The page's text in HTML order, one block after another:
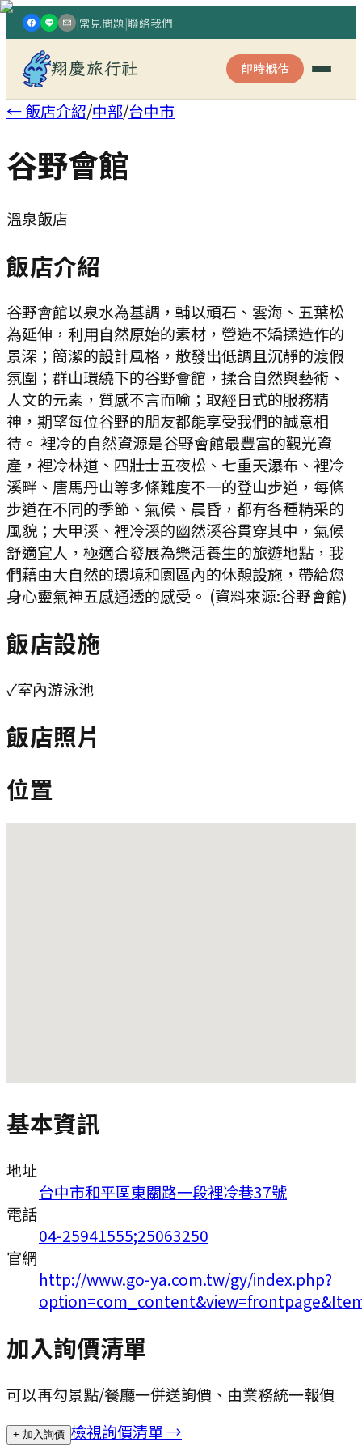
|常見問題|聯絡我們
翔慶旅行社 即時概估
← 飯店介紹/中部/台中市
谷野會館
溫泉飯店
飯店介紹
谷野會館以泉水為基調，輔以頑石、雲海、五葉松
為延伸，利用自然原始的素材，營造不矯揉造作的
景深；簡潔的設計風格，散發出低調且沉靜的渡假
氛圍；群山環繞下的谷野會館，揉合自然與藝術、
人文的元素，質感不言而喻；取經日式的服務精
神，期望每位谷野的朋友都能享受我們的誠意相
待。 裡冷的自然資源是谷野會館最豐富的觀光資
產，裡冷林道、四壯士五夜松、七重天瀑布、裡冷
溪畔、唐馬丹山等多條難度不一的登山步道，每條
步道在不同的季節、氣候、晨昏，都有各種精采的
風貌；大甲溪、裡冷溪的幽然溪谷貫穿其中，氣候
舒適宜人，極適合發展為樂活養生的旅遊地點，我
們藉由大自然的環境和園區內的休憩設施，帶給您
身心靈氣神五感通透的感受。 (資料來源:谷野會館)
飯店設施
✓室內游泳池
飯店照片
位置
基本資訊
地址
台中市和平區東關路一段裡冷巷37號
電話
04-25941555;25063250
官網
http://www.go-ya.com.tw/gy/index.php?
加入詢價清單
可以再勾景點/餐廳一併送詢價、由業務統一報價
+ 加入詢價 檢視詢價清單 →